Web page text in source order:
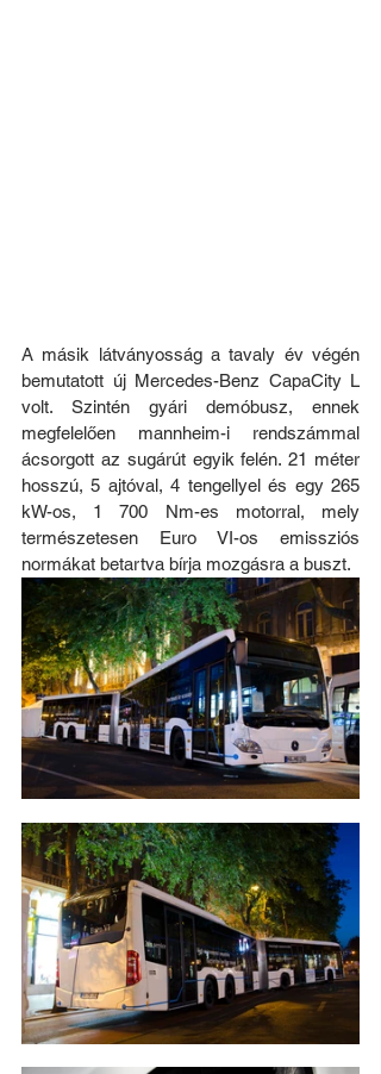
A másik látványosság a tavaly év végén
bemutatott új Mercedes-Benz CapaCity L
volt. Szintén gyári demóbusz, ennek
megfelelően mannheim-i rendszámmal
ácsorgott az sugárút egyik felén. 21 méter
hosszú, 5 ajtóval, 4 tengellyel és egy 265
kW-os, 1 700 Nm-es motorral, mely
természetesen Euro VI-os emissziós
normákat betartva bírja mozgásra a buszt.